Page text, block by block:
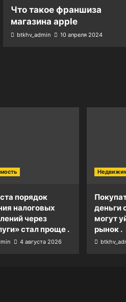
Что такое франшиза
магазина apple
btkhv_admin 10 апреля 2024
порядок
налоговых
через
стал проще .
4 августа 2026
деньги
могут
рынок .